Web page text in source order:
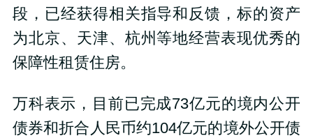
段，已经获得相关指导和反馈，标的资产
为北京、天津、杭州等地经营表现优秀的
保障性租赁住房。
万科表示，目前已完成73亿元的境内公开
债券和折合人民币约104亿元的境外公开债